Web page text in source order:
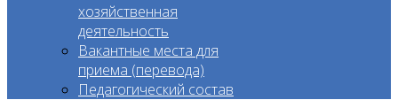
хозяйственная
деятельность
Вакантные места для
приема (перевода)
Педагогический состав